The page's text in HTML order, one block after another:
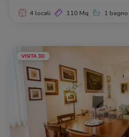
4 locali 110 Mq 1 bagno
VISITA 3D